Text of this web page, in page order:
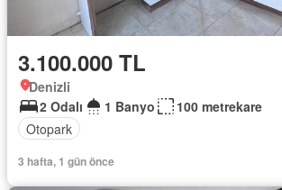
3.100.000 TL
Denizli
2 Odalı
1 Banyo
100 metrekare
Otopark
3 hafta, 1 gün önce